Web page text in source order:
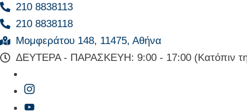
210 8838113
210 8838118
Μομφεράτου 148, 11475, Αθήνα
ΔΕΥΤΕΡΑ - ΠΑΡΑΣΚΕΥΗ: 9:00 - 17:00 (Κατόπιν